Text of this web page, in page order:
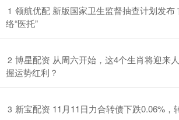
1 领航优配 新版国家卫生监督抽查计划发布
络“医托”
2 博星配资 从周六开始，这4个生肖将迎来
握运势红利？
3 新宝配资 11月11日力合转债下跌0.06%，